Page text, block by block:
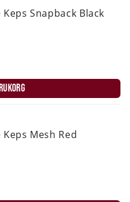
Snapback Black
Mesh Red